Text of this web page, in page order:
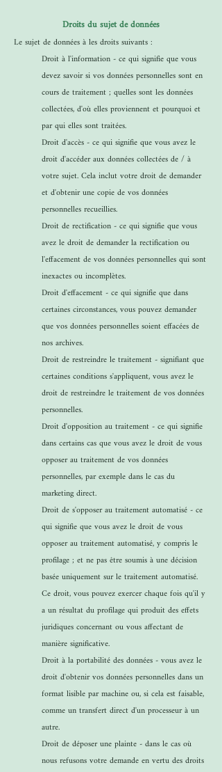
Droits du sujet de données
Le sujet de données à les droits suivants :
Droit à l'information - ce qui signifie que vous
devez savoir si vos données personnelles sont en
cours de traitement ; quelles sont les données
collectées, d'où elles proviennent et pourquoi et
par qui elles sont traitées.
Droit d'accès - ce qui signifie que vous avez le
droit d'accéder aux données collectées de / à
votre sujet. Cela inclut votre droit de demander
et d'obtenir une copie de vos données
personnelles recueillies.
Droit de rectification - ce qui signifie que vous
avez le droit de demander la rectification ou
l'effacement de vos données personnelles qui sont
inexactes ou incomplètes.
Droit d'effacement - ce qui signifie que dans
certaines circonstances, vous pouvez demander
que vos données personnelles soient effacées de
nos archives.
Droit de restreindre le traitement - signifiant que
certaines conditions s'appliquent, vous avez le
droit de restreindre le traitement de vos données
personnelles.
Droit d'opposition au traitement - ce qui signifie
dans certains cas que vous avez le droit de vous
opposer au traitement de vos données
personnelles, par exemple dans le cas du
marketing direct.
Droit de s'opposer au traitement automatisé - ce
qui signifie que vous avez le droit de vous
opposer au traitement automatisé, y compris le
profilage ; et ne pas être soumis à une décision
basée uniquement sur le traitement automatisé.
Ce droit, vous pouvez exercer chaque fois qu'il y
a un résultat du profilage qui produit des effets
juridiques concernant ou vous affectant de
manière significative.
Droit à la portabilité des données - vous avez le
droit d'obtenir vos données personnelles dans un
format lisible par machine ou, si cela est faisable,
comme un transfert direct d'un processeur à un
autre.
Droit de déposer une plainte - dans le cas où
nous refusons votre demande en vertu des droits